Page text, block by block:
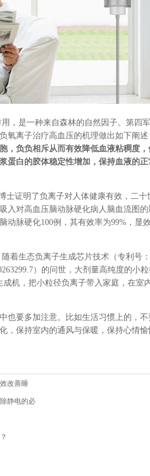
，是一种来自森林的自然因子。第四
氧离子治疗高血压的机理做出如下阐述
，负负相斥从而有效降低血液粘稠度
蛋白的胶体稳定性增加，保持血液的
士证明了负离子对人体健康有效，二十
入对高血压脑动脉硬化病人脑血流图的
动脉硬化100例，其有效率为99% ，显
着生态负离子生成芯片技术（专利号：
）的问世，大剂量高纯度的小
成机，把小粒径负离子带入家庭，在室
也要多加注意。比如生活习惯上的，
，保持室内的通风与保暖，保持心情愉
改善睡
静电的必